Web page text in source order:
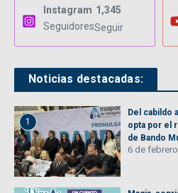
Instagram 1,345
SeguidoresSeguir
Noticias destacadas:
1
Del cabildo
opta por el
de Bando
6 de